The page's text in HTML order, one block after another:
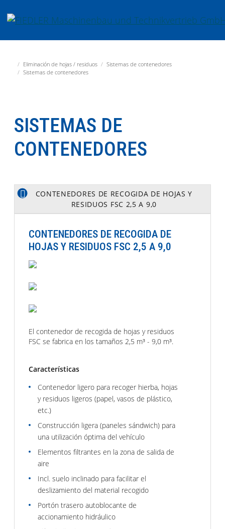
Fiedler Maschinenbau und Technikvertrieb GmbH
Eliminación de hojas / residuos
Sistemas de contenedores
Sistemas de contenedores
SISTEMAS DE
CONTENEDORES
CONTENEDORES DE RECOGIDA DE HOJAS Y
RESIDUOS FSC 2,5 A 9,0
CONTENEDORES DE RECOGIDA DE
HOJAS Y RESIDUOS FSC 2,5 A 9,0
El contenedor de recogida de hojas y residuos
FSC se fabrica en los tamaños 2,5 m³ - 9,0 m³.
Características
Contenedor ligero para recoger hierba, hojas
y residuos ligeros (papel, vasos de plástico,
etc.)
Construcción ligera (paneles sándwich) para
una utilización óptima del vehículo
Elementos filtrantes en la zona de salida de
aire
Incl. suelo inclinado para facilitar el
deslizamiento del material recogido
Portón trasero autoblocante de
accionamiento hidráulico